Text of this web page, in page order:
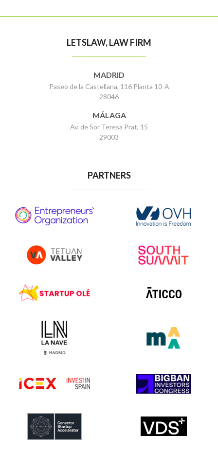
LETSLAW, LAW FIRM
MADRID
Paseo de la Castellana, 116 Planta 10-A
28046
MÁLAGA
Av. de Sor Teresa Prat, 15
29003
PARTNERS